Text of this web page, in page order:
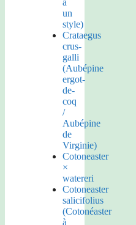
à
un
style)
Crataegus
crus-
galli
(Aubépine
ergot-
de-
coq
/
Aubépine
de
Virginie)
Cotoneaster
×
watereri
Cotoneaster
salicifolius
(Cotonéaster
à